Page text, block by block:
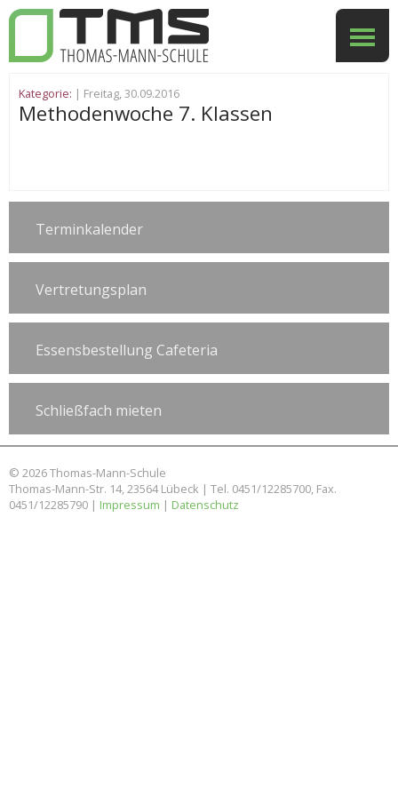
Kategorie: | Freitag, 30.09.2016
Methodenwoche 7. Klassen
Terminkalender
Vertretungsplan
Essensbestellung Cafeteria
Schließfach mieten
© 2026 Thomas-Mann-Schule
Thomas-Mann-Str. 14, 23564 Lübeck | Tel. 0451/12285700, Fax.
0451/12285790 | Impressum | Datenschutz